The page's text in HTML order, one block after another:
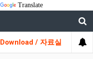
Translate
Download / 자료실